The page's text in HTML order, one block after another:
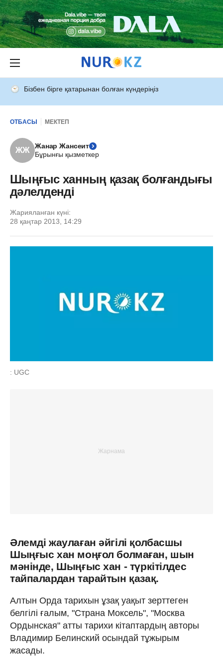
Бізбен бірге қатарынан болған күндеріңіз
ОТБАСЫ МЕКТЕП
ЖЖ
Жанар Жансеит
Бұрынғы қызметкер
Шыңғыс ханның қа­зақ­ болғандығы
дәлелденді
Жарияланған күні:
28 қаңтар 2013, 14:29
: UGC
Әлемді жаулаған әйгілі қолбасшы
Шыңғыс хан моңғол болмаған, шын
мәнінде, Шыңғыс хан - түркітілдес
тайпалардан тарайтын қазақ.
Алтын Орда тарихын ұзақ уақыт зерттеген
белгілі ғалым, "Страна Моксель", "Москва
Ордынская" атты тарихи кітаптардың авторы
Владимир Белинский осындай тұжырым
жасады.